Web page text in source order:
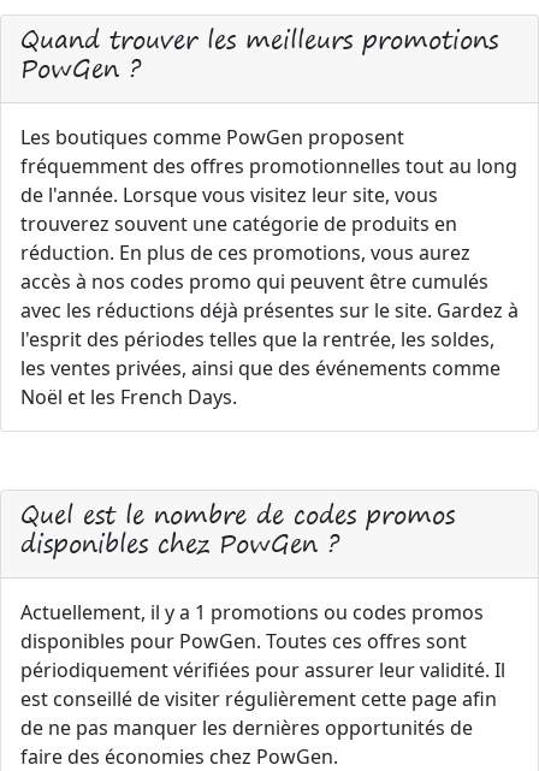
Quand trouver les meilleurs promotions
PowGen ?
Les boutiques comme PowGen proposent
fréquemment des offres promotionnelles tout au long
de l'année. Lorsque vous visitez leur site, vous
trouverez souvent une catégorie de produits en
réduction. En plus de ces promotions, vous aurez
accès à nos codes promo qui peuvent être cumulés
avec les réductions déjà présentes sur le site. Gardez à
l'esprit des périodes telles que la rentrée, les soldes,
les ventes privées, ainsi que des événements comme
Noël et les French Days.
Quel est le nombre de codes promos
disponibles chez PowGen ?
Actuellement, il y a 1 promotions ou codes promos
disponibles pour PowGen. Toutes ces offres sont
périodiquement vérifiées pour assurer leur validité. Il
est conseillé de visiter régulièrement cette page afin
de ne pas manquer les dernières opportunités de
faire des économies chez PowGen.